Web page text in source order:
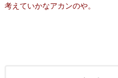
考えていかなアカンのや。